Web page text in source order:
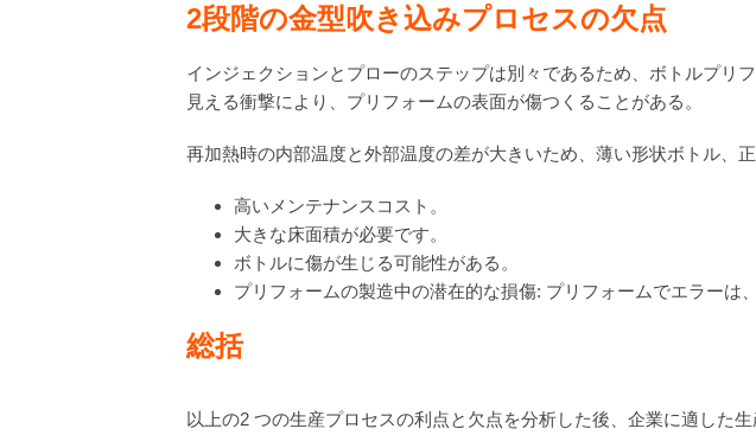
2段階の金型吹き込みプロセスの欠点
インジェクションとプローのステップは別々であるため、ボトルプリ
見える衝撃により、プリフォームの表面が傷つくることがある。
再加熱時の内部温度と外部温度の差が大きいため、薄い形状ボトル、
高いメンテナンスコスト。
大きな床面積が必要です。
ボトルに傷が生じる可能性がある。
プリフォームの製造中の潜在的な損傷: プリフォームでエラーは
総括
以上の2 つの生産プロセスの利点と欠点を分析した後、企業に適した